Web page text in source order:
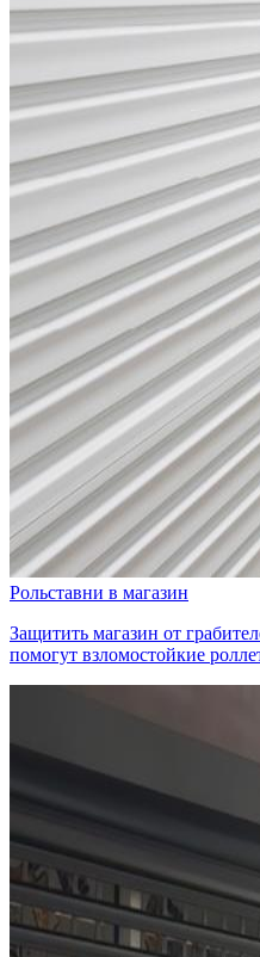
Рольставни в магазин
Защитить магазин от
помогут взломостойкие